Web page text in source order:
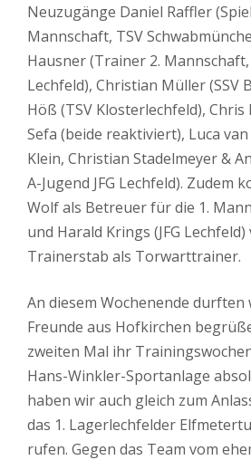
Neuzugänge Daniel Raffler
Mannschaft, TSV
Hausner (Trainer 2. Mannschaft,
Lechfeld), Christian Müller (SSV
Höß (TSV Klosterlechfeld),
Sefa (beide reaktiviert), Luca
Klein, Christian Stadelmeyer &
A-Jugend JFG Lechfeld). Zudem
Wolf als Betreuer für die 1.
und Harald Krings (JFG
Trainerstab als Torwarttrainer.
An diesem Wochenende durften
Freunde aus Hofkirchen
zweiten Mal ihr
Hans-Winkler-Sportanlage
haben wir auch gleich zum
das 1. Lagerlechfelder
rufen. Gegen das Team vom